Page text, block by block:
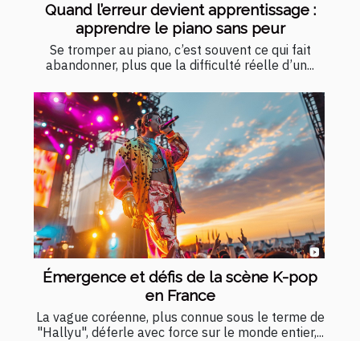
Quand l’erreur devient apprentissage :
apprendre le piano sans peur
Se tromper au piano, c’est souvent ce qui fait
abandonner, plus que la difficulté réelle d’un...
Émergence et défis de la scène K-pop
en France
La vague coréenne, plus connue sous le terme de
"Hallyu", déferle avec force sur le monde entier,...